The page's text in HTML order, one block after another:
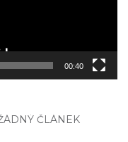
00:40
ČLÁNEK